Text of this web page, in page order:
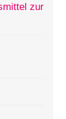
zur